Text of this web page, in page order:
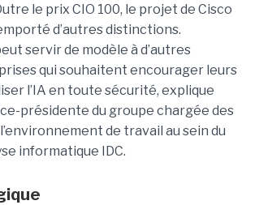
le prix CIO 100, le projet de Cisco
d’autres distinctions.
servir de modèle à d’autres
qui souhaitent encourager leurs
l’IA en toute sécurité, explique
présidente du groupe chargée des
de travail au sein du
informatique IDC.